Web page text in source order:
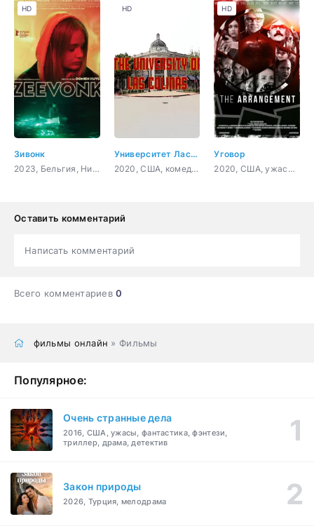
Зивонк
2023, Бельгия, Нидерланды, семейный
HD
Университет Лас-Колинаса
2020, США, комедия
HD
Уговор
2020, США, ужасы, триллер
HD
Оставить комментарий
Написать комментарий
Всего комментариев0
фильмы онлайн » Фильмы
Популярное:
Очень странные дела
2016, США, ужасы, фантастика, фэнтези,
триллер, драма, детектив
Закон природы
2026, Турция, мелодрама